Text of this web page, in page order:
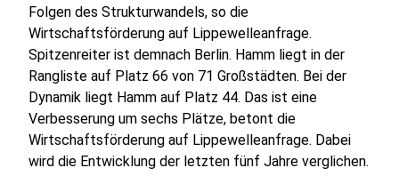
Folgen des Strukturwandels, so die
Wirtschaftsförderung auf Lippewelleanfrage.
Spitzenreiter ist demnach Berlin. Hamm liegt in der
Rangliste auf Platz 66 von 71 Großstädten. Bei der
Dynamik liegt Hamm auf Platz 44. Das ist eine
Verbesserung um sechs Plätze, betont die
Wirtschaftsförderung auf Lippewelleanfrage. Dabei
wird die Entwicklung der letzten fünf Jahre verglichen.